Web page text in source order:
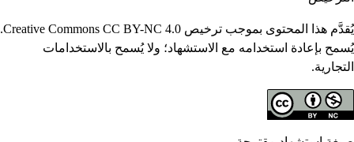
يُقدَّم هذا المحتوى بموجب ترخيص Creative Commons CC BY-NC 4.0.
يُسمح بإعادة استخدامه مع الاستشهاد؛ ولا يُسمح بالاستخدامات
التجارية.